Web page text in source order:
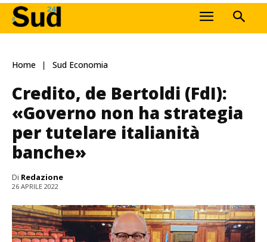
Home Sud Economia
Credito, de Bertoldi (FdI):
«Governo non ha strategia
per tutelare italianità
banche»
Di Redazione
26 APRILE 2022